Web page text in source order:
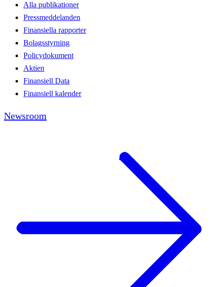
Alla publikationer
Pressmeddelanden
Finansiella rapporter
Bolagsstyrning
Policydokument
Aktien
Finansiell Data
Finansiell kalender
Newsroom